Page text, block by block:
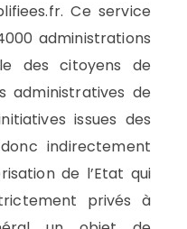
Ce service
administrations
des citoyens de
administratives de
issues des
indirectement
de l’Etat qui
privés à